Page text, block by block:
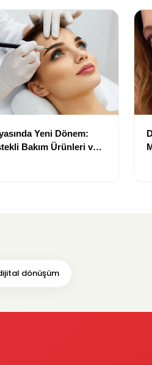
Yeni Dönem:
Bakım Ürünleri ve
dönüşüm